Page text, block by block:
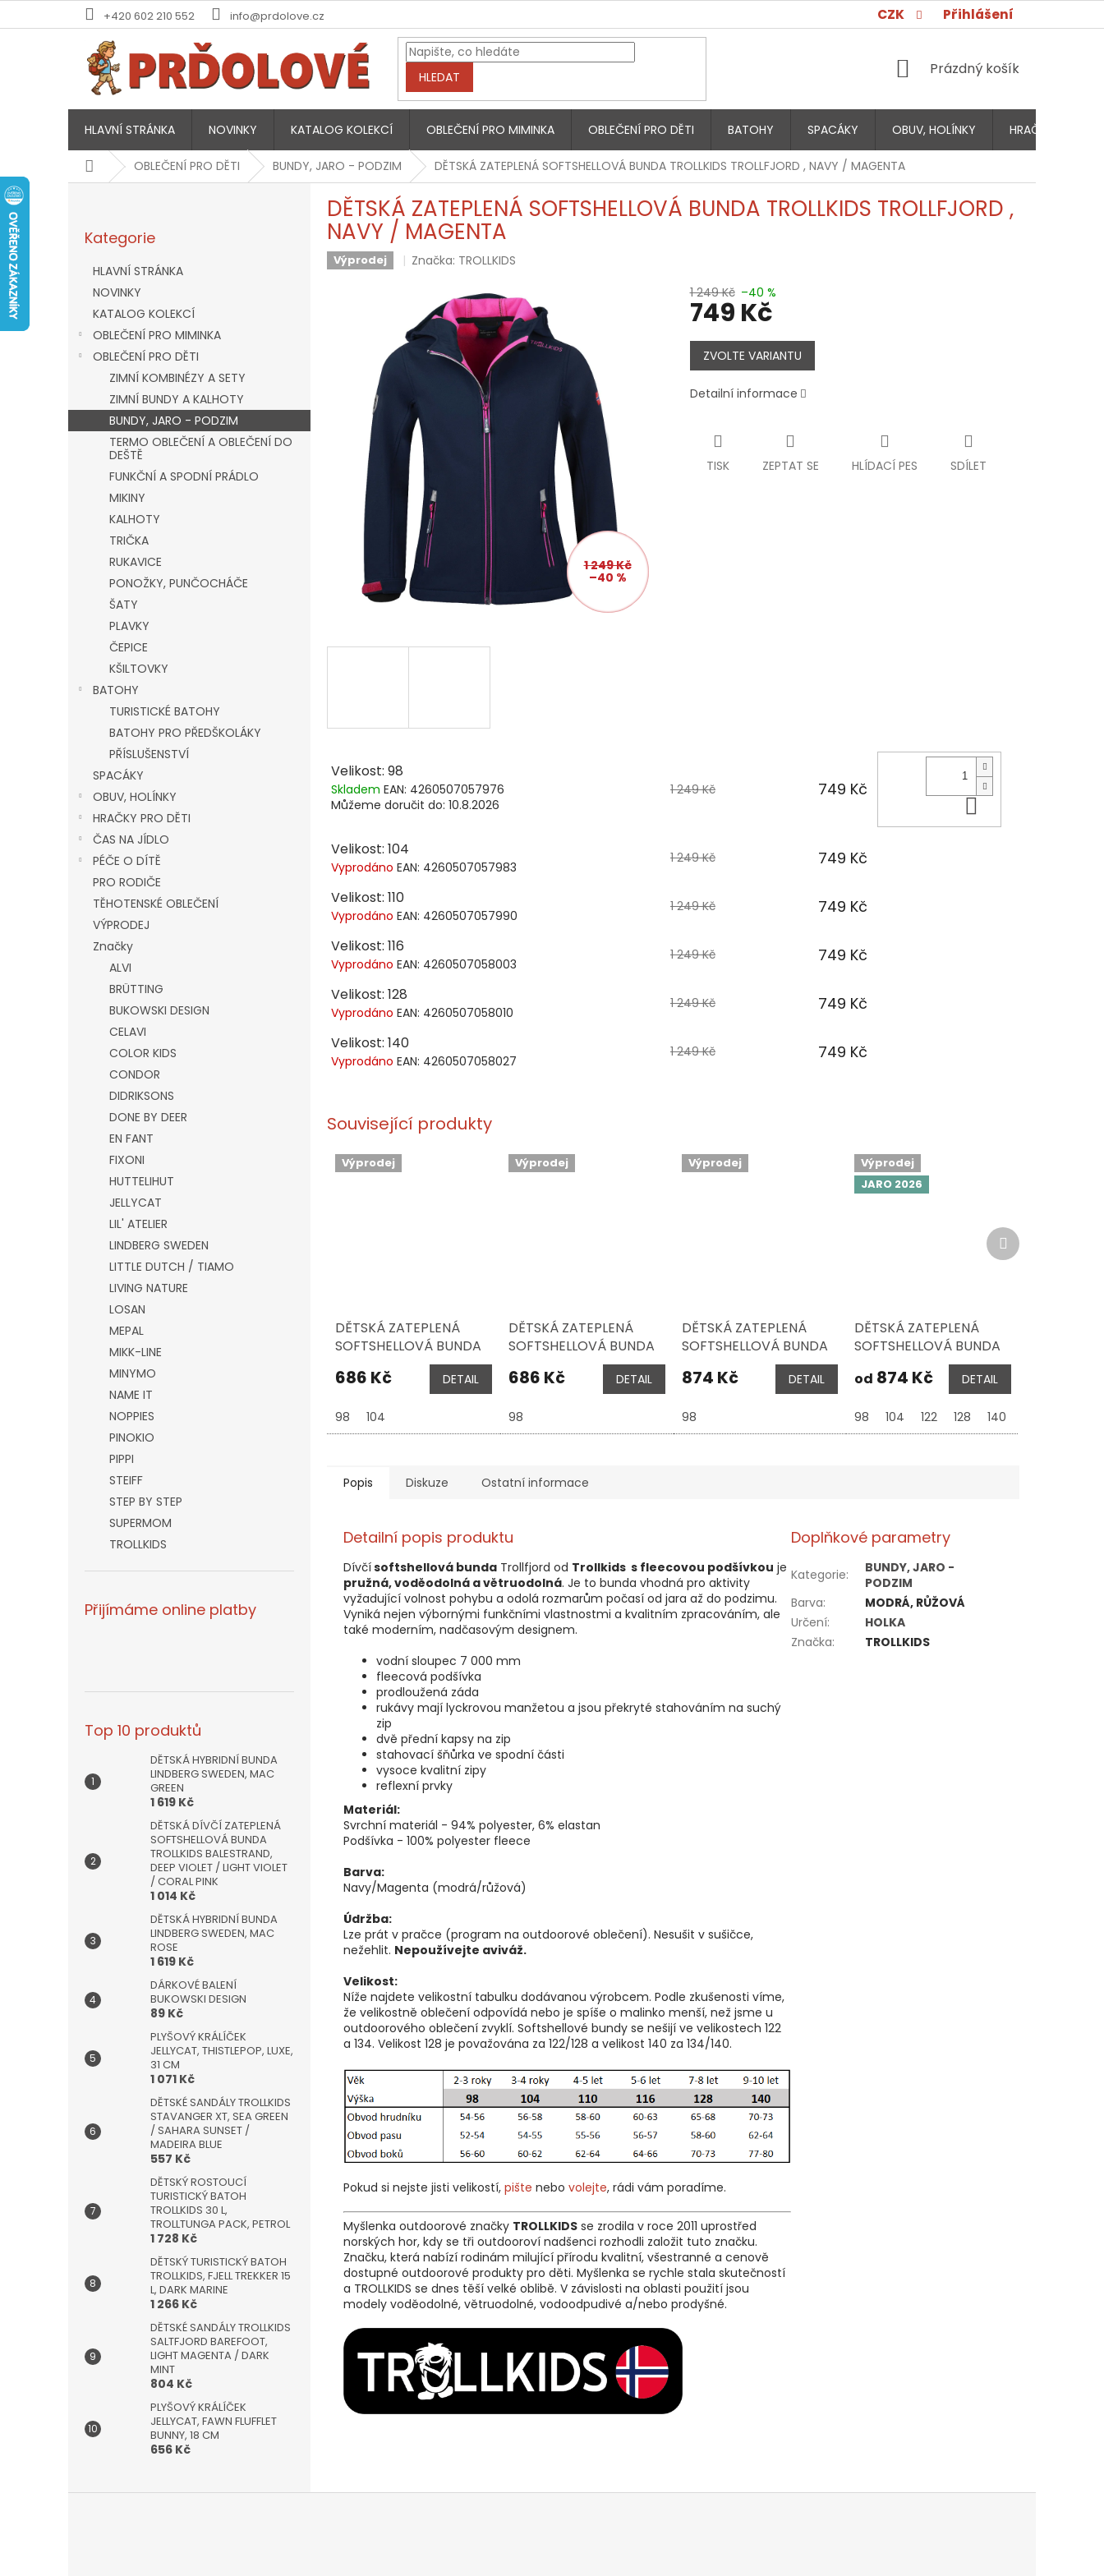
+420 602 210 552 info@prdolove.cz CZK Přihlášení
HLEDAT
NÁKUPNÍ
Prázdný košík
HLAVNÍ STRÁNKA NOVINKY KATALOG KOLEKCÍ OBLEČENÍ PRO MIMINKA OBLEČENÍ PRO DĚTI BATOHY SPACÁKY OBUV, HOLÍNKY HRAČKY PRO
DomůOBLEČENÍ PRO DĚTI BUNDY, JARO - PODZIM DĚTSKÁ ZATEPLENÁ SOFTSHELLOVÁ BUNDA TROLLKIDS TROLLFJORD , NAVY / MAGENTA
e
l
kategorie
Kategorie
HLAVNÍ STRÁNKA
NOVINKY
KATALOG KOLEKCÍ
OBLEČENÍ PRO MIMINKA
OBLEČENÍ PRO DĚTI
ZIMNÍ KOMBINÉZY A SETY
ZIMNÍ BUNDY A KALHOTY
BUNDY, JARO - PODZIM
TERMO OBLEČENÍ A OBLEČENÍ DO
DEŠTĚ
FUNKČNÍ A SPODNÍ PRÁDLO
MIKINY
KALHOTY
TRIČKA
RUKAVICE
PONOŽKY, PUNČOCHÁČE
ŠATY
PLAVKY
ČEPICE
KŠILTOVKY
BATOHY
TURISTICKÉ BATOHY
BATOHY PRO PŘEDŠKOLÁKY
PŘÍSLUŠENSTVÍ
SPACÁKY
OBUV, HOLÍNKY
HRAČKY PRO DĚTI
ČAS NA JÍDLO
PÉČE O DÍTĚ
PRO RODIČE
TĚHOTENSKÉ OBLEČENÍ
VÝPRODEJ
Značky
ALVI
BRÜTTING
BUKOWSKI DESIGN
CELAVI
COLOR KIDS
CONDOR
DIDRIKSONS
DONE BY DEER
EN FANT
FIXONI
HUTTELIHUT
JELLYCAT
LIL' ATELIER
LINDBERG SWEDEN
LITTLE DUTCH / TIAMO
LIVING NATURE
LOSAN
MEPAL
MIKK-LINE
MINYMO
NAME IT
NOPPIES
PINOKIO
PIPPI
STEIFF
STEP BY STEP
SUPERMOM
TROLLKIDS
Přijímáme online platby
Top 10 produktů
DĚTSKÁ HYBRIDNÍ BUNDA
LINDBERG SWEDEN, MAC
GREEN
1 619 Kč
DĚTSKÁ DÍVČÍ ZATEPLENÁ
SOFTSHELLOVÁ BUNDA
TROLLKIDS BALESTRAND,
DEEP VIOLET / LIGHT VIOLET
/ CORAL PINK
1 014 Kč
DĚTSKÁ HYBRIDNÍ BUNDA
LINDBERG SWEDEN, MAC
ROSE
1 619 Kč
DÁRKOVÉ BALENÍ
BUKOWSKI DESIGN
89 Kč
PLYŠOVÝ KRÁLÍČEK
JELLYCAT, THISTLEPOP, LUXE,
31 CM
1 071 Kč
DĚTSKÉ SANDÁLY TROLLKIDS
STAVANGER XT, SEA GREEN
/ SAHARA SUNSET /
MADEIRA BLUE
557 Kč
DĚTSKÝ ROSTOUCÍ
TURISTICKÝ BATOH
TROLLKIDS 30 L,
TROLLTUNGA PACK, PETROL
1 728 Kč
DĚTSKÝ TURISTICKÝ BATOH
TROLLKIDS, FJELL TREKKER 15
L, DARK MARINE
1 266 Kč
DĚTSKÉ SANDÁLY TROLLKIDS
SALTFJORD BAREFOOT,
LIGHT MAGENTA / DARK
MINT
804 Kč
PLYŠOVÝ KRÁLÍČEK
JELLYCAT, FAWN FLUFFLET
BUNNY, 18 CM
656 Kč
DĚTSKÁ ZATEPLENÁ SOFTSHELLOVÁ BUNDA TROLLKIDS TROLLFJORD ,
NAVY / MAGENTA
Výprodej Značka: TROLLKIDS
1 249 Kč
–40 %
1 249 Kč –40 %
749 Kč
Měrná
cena:
ZVOLTE VARIANTU
Detailní informace
TISK ZEPTAT SE HLÍDACÍ PES SDÍLET
Velikost: 98
Skladem EAN: 4260507057976
Můžeme doručit do: 10.8.2026
1 249 Kč 749 Kč
Do košíku
Velikost: 104
Vyprodáno EAN: 4260507057983
1 249 Kč 749 Kč
Velikost: 110
Vyprodáno EAN: 4260507057990
1 249 Kč 749 Kč
Velikost: 116
Vyprodáno EAN: 4260507058003
1 249 Kč 749 Kč
Velikost: 128
Vyprodáno EAN: 4260507058010
1 249 Kč 749 Kč
Velikost: 140
Vyprodáno EAN: 4260507058027
1 249 Kč 749 Kč
Související produkty
Výprodej
DĚTSKÁ ZATEPLENÁ
SOFTSHELLOVÁ BUNDA
TROLLKIDS TROLLFJORD
, LEAF GREEN / DAHLIA
686 Kč DETAIL
98 104
Výprodej
DĚTSKÁ ZATEPLENÁ
SOFTSHELLOVÁ BUNDA
TROLLKIDS TROLLFJORD
, MALLOW PINK /
686 Kč DETAIL
98
Výprodej
DĚTSKÁ ZATEPLENÁ
SOFTSHELLOVÁ BUNDA
TROLLKIDS TROLLFJORD
, MYSTIC BLUE / ORANGE
874 Kč DETAIL
98
Výprodej
JARO 2026
DĚTSKÁ ZATEPLENÁ
SOFTSHELLOVÁ BUNDA
TROLLKIDS TROLLFJORD
, MEDIUM BLUE / GREEN
od 874 Kč DETAIL
98 104 122 128 140
Další
produkt
Popis Diskuze Ostatní informace
Detailní popis produktu
Dívčísoftshellová bunda Trollfjord od Trollkids s fleecovou podšívkou je
pružná, voděodolná a větruodolná. Je to bunda vhodná pro aktivity
vyžadující volnost pohybu a odolá rozmarům počasí od jara až do podzimu.
Vyniká nejen výbornými funkčními vlastnostmi a kvalitním zpracováním, ale
také moderním, nadčasovým designem.
vodní sloupec 7 000 mm
fleecová podšívka
prodloužená záda
rukávy mají lyckrovou manžetou a jsou překryté stahováním na suchý
zip
dvě přední kapsy na zip
stahovací šňůrka ve spodní části
vysoce kvalitní zipy
reflexní prvky
Materiál:
Svrchní materiál - 94% polyester, 6% elastan
Podšívka - 100% polyester fleece
Barva:
Navy/Magenta (modrá/růžová)
Údržba:
Lze prát v pračce (program na outdoorové oblečení). Nesušit v sušičce,
nežehlit. Nepoužívejte aviváž.
Velikost:
Níže najdete velikostní tabulku dodávanou výrobcem. Podle zkušenosti víme,
že velikostně oblečení odpovídá nebo je spíše o malinko menší, než jsme u
outdoorového oblečení zvyklí. Softshellové bundy se nešijí ve velikostech 122
a 134. Velikost 128 je považována za 122/128 a velikost 140 za 134/140.
Pokud si nejste jisti velikostí, pište nebo volejte, rádi vám poradíme.
Myšlenka outdoorové značky TROLLKIDS se zrodila v roce 2011 uprostřed
norských hor, kdy se tři outdooroví nadšenci rozhodli založit tuto značku.
Značku, která nabízí rodinám milující přírodu kvalitní, všestranné a cenově
dostupné outdoorové produkty pro děti. Myšlenka se rychle stala skutečností
a TROLLKIDS se dnes těší velké oblibě. V závislosti na oblasti použití jsou
modely voděodolné, větruodolné, vodoodpudivé a/nebo prodyšné.
Doplňkové parametry
Kategorie:
BUNDY, JARO -
PODZIM
Barva:
MODRÁ, RŮŽOVÁ
Určení:
HOLKA
Značka: TROLLKIDS